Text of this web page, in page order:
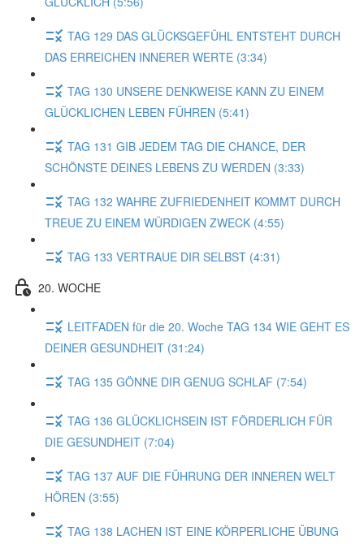
TAG 129 DAS GLÜCKSGEFÜHL ENTSTEHT DURCH
DAS ERREICHEN INNERER WERTE (3:34)
TAG 130 UNSERE DENKWEISE KANN ZU EINEM
GLÜCKLICHEN LEBEN FÜHREN (5:41)
TAG 131 GIB JEDEM TAG DIE CHANCE, DER
SCHÖNSTE DEINES LEBENS ZU WERDEN (3:33)
TAG 132 WAHRE ZUFRIEDENHEIT KOMMT DURCH
TREUE ZU EINEM WÜRDIGEN ZWECK (4:55)
TAG 133 VERTRAUE DIR SELBST (4:31)
20. WOCHE
LEITFADEN für die 20. Woche TAG 134 WIE GEHT ES
DEINER GESUNDHEIT (31:24)
TAG 135 GÖNNE DIR GENUG SCHLAF (7:54)
TAG 136 GLÜCKLICHSEIN IST FÖRDERLICH FÜR
DIE GESUNDHEIT (7:04)
TAG 137 AUF DIE FÜHRUNG DER INNEREN WELT
HÖREN (3:55)
TAG 138 LACHEN IST EINE KÖRPERLICHE ÜBUNG